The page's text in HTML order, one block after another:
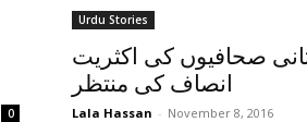
0
Urdu Stories
صحافیوں کی اکثریت
انصاف کی منتظر
Lala Hassan - November 8, 2016